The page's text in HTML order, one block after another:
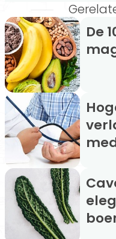
De 10 superkrachten van
Hoge bloeddruk
Cavolo nero, het